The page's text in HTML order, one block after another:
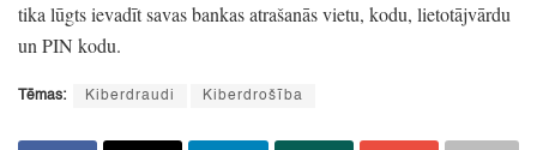
tika lūgts ievadīt savas bankas atrašanās vietu, kodu, lietotājvārdu
un PIN kodu.
Tēmas: Kiberdraudi Kiberdrošība